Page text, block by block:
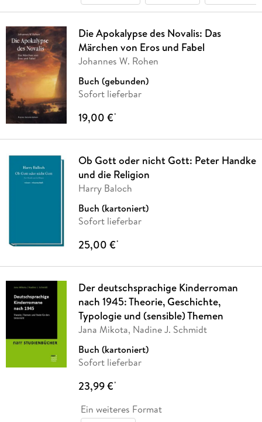
Die Apokalypse des Novalis: Das
Märchen von Eros und Fabel
Johannes W. Rohen
Buch (gebunden)
Sofort lieferbar
19,00 €*
Ob Gott oder nicht Gott: Peter Handke
und die Religion
Harry Baloch
Buch (kartoniert)
Sofort lieferbar
25,00 €*
Der deutschsprachige Kinderroman
nach 1945: Theorie, Geschichte,
Typologie und (sensible) Themen
Jana Mikota, Nadine J. Schmidt
Buch (kartoniert)
Sofort lieferbar
23,99 €*
Ein weiteres Format